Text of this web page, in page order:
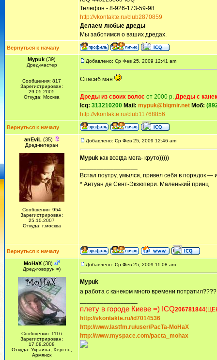
Телефон - 8-926-173-59-98
http://vkontakte.ru/club2870859
Делаем любые дреды
Мы заботимся о ваших дредах.
Вернуться к началу
Mypuk (39)
Дред-мастер
Сообщения: 817
Зарегистрирован:
29.05.2005
Откуда: Москва
Добавлено: Ср Фев 25, 2009 12:41 am
Спасиб ман
Дреды из своих волос от 2000 р. Дреды с
Icq: 313210200 Mail: mypuk@bigmir.net Моб:
http://vkontakte.ru/club11768856
Вернуться к началу
anEviL (35)
Дред-ветеран
Сообщения: 954
Зарегистрирован:
25.10.2007
Откуда: г.москва
Добавлено: Ср Фев 25, 2009 12:46 am
Mypuk как всегда мега- круто)))))
Встал поутру, умылся, привел себя в порядок —
* Антуан де Сент-Экзюпери. Маленький принц
Вернуться к началу
MoHaX (38)
Дред-говорун =)
Сообщения: 1116
Зарегистрирован:
17.08.2008
Откуда: Украина, Херсон,
Армянск
Добавлено: Ср Фев 25, 2009 11:08 am
Mypuk
а работа с канеком много времени
плету в городе Киеве =) ICQ206781844
http://vkontakte.ru/id7014536
http://www.lastfm.ru/user/PacTa-MoHaX
http://www.myspace.com/pacta_mohax